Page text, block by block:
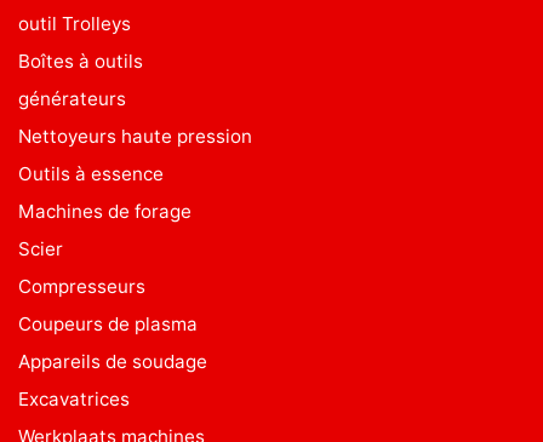
outil Trolleys
Boîtes à outils
générateurs
Nettoyeurs haute pression
Outils à essence
Machines de forage
Scier
Compresseurs
Coupeurs de plasma
Appareils de soudage
Excavatrices
Werkplaats machines